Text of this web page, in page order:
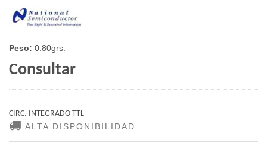
Peso: 0.80grs.
Consultar
CIRC. INTEGRADO TTL
ALTA DISPONIBILIDAD